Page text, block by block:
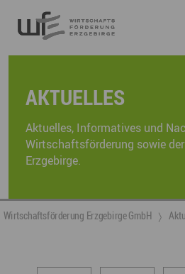
AKTUELLES
Aktuelles, Informatives und
Wirtschaftsförderung sowie
Erzgebirge.
Wirtschaftsförderung Erzgebirge GmbH